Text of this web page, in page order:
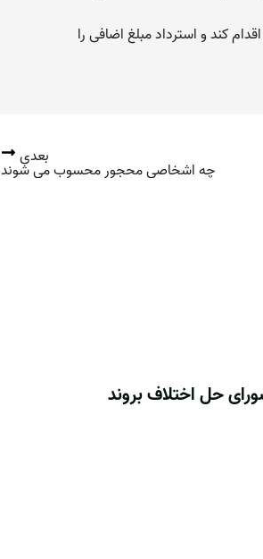
کند و استرداد مبلغ اضافی را
بعدی
چه اشخاصی محجور محسوب می شوند
حل اختلاف بروند